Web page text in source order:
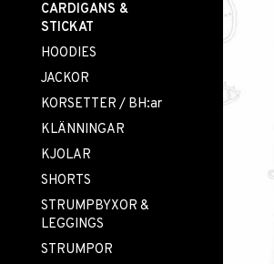
CARDIGANS &
STICKAT
HOODIES
JACKOR
KORSETTER / BH:ar
KLÄNNINGAR
KJOLAR
SHORTS
STRUMPBYXOR &
LEGGINGS
STRUMPOR